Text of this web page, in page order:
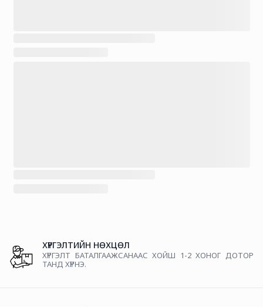
ХҮРГЭЛТ БАТАЛГААЖСАНААС ХОЙШ 1-2 ХОНОГ ДОТОР
ТАНД ХҮРНЭ.
ХҮРГЭЛТИЙН НӨХЦӨЛ